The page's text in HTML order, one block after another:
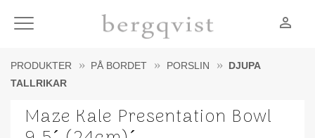
Meny person_outline
PRODUKTER PÅ BORDET PORSLIN
DJUPA
TALLRIKAR
Maze Kale Presentation Bowl